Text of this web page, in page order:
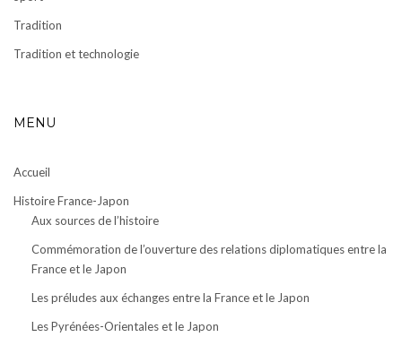
Tradition
Tradition et technologie
MENU
Accueil
Histoire France-Japon
Aux sources de l’histoire
Commémoration de l’ouverture des relations diplomatiques entre la
France et le Japon
Les préludes aux échanges entre la France et le Japon
Les Pyrénées-Orientales et le Japon